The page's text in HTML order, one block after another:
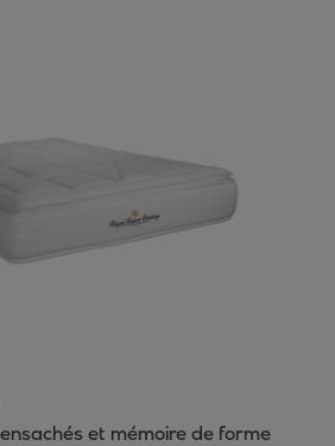
et mémoire de forme